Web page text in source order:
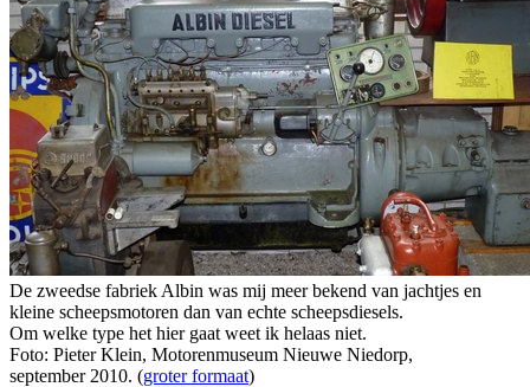
De zweedse fabriek Albin was mij meer bekend van jachtjes en
kleine scheepsmotoren dan van echte scheepsdiesels.
Om welke type het hier gaat weet ik helaas niet.
Foto: Pieter Klein, Motorenmuseum Nieuwe Niedorp,
september 2010. (groter formaat)